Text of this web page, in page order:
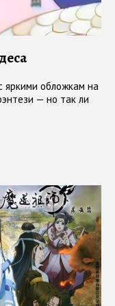
яркими обложкам на
— но так ли